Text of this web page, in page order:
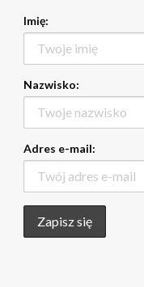
Imię:
Nazwisko:
Adres e-mail: